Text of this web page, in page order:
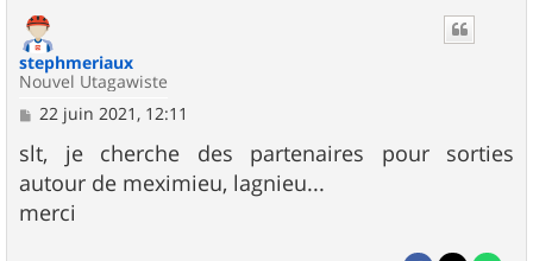
stephmeriaux
Nouvel Utagawiste
M
s
s
a
g
e
22 juin 2021, 12:11
slt, je cherche des partenaires pour sorties
autour de meximieu, lagnieu...
merci